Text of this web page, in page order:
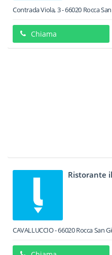
Contrada Viola, 3-66020 Rocca
Chiama
Ristorante
CAVALLUCCIO-66020Rocca San